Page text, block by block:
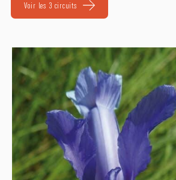
Voir les 3 circuits